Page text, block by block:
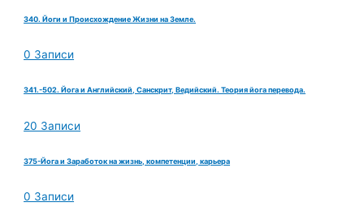
340. Йоги и Происхождение Жизни на Земле.
0 Записи
341.-502. Йога и Английский, Санскрит, Ведийский. Теория йога перевода.
20 Записи
375-Йога и Заработок на жизнь, компетенции, карьера
0 Записи